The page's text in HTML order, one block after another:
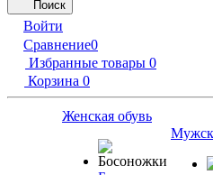
Поиск
Войти
Сравнение0
Избранные товары 0
Корзина 0
Женская обувь